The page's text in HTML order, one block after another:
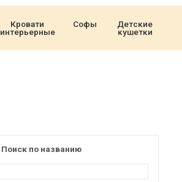
Кровати
интерьерные
Софы
Детские
кушетки
Поиск по названию